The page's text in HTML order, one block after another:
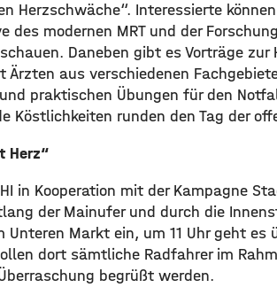
Herzschwäche“. Interessierte
des modernen MRT und der
Daneben gibt es Vorträge
aus verschiedenen
praktischen Übungen für den
Köstlichkeiten runden den Tag der
Herz“
in Kooperation mit der Kampagne
der Mainufer und durch die
Markt ein, um 11 Uhr geht es
dort sämtliche Radfahrer im
begrüßt werden.